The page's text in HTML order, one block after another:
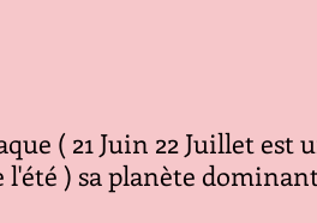
( 21 Juin 22 Juillet est
) sa planète